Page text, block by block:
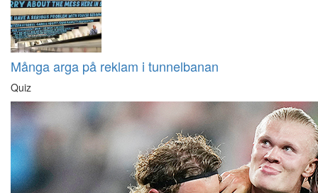
Många arga på reklam i tunnelbanan
Quiz